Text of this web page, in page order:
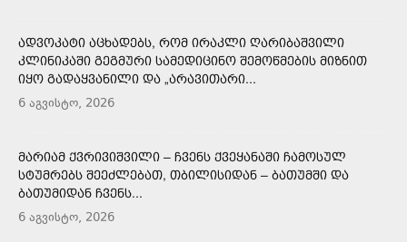
ᲐᲓᲕᲝᲙᲐᲢᲘ ᲐᲪᲮᲐᲓᲔᲑᲡ, ᲠᲝᲛ ᲘᲠᲐᲙᲚᲘ ᲦᲐᲠᲘᲑᲐᲨᲕᲘᲚᲘ
ᲙᲚᲘᲜᲘᲙᲐᲨᲘ ᲒᲔᲒᲛᲣᲠᲘ ᲡᲐᲛᲔᲓᲘᲪᲘᲜᲝ ᲨᲔᲛᲝᲬᲛᲔᲑᲘᲡ ᲛᲘᲖᲜᲘᲗ
ᲘᲧᲝ ᲒᲐᲓᲐᲧᲕᲐᲜᲘᲚᲘ ᲓᲐ „ᲐᲠᲐᲕᲘᲗᲐᲠᲘ...
6 აგვისტო, 2026
ᲛᲐᲠᲘᲐᲛ ᲥᲕᲠᲘᲕᲘᲨᲕᲘᲚᲘ – ᲩᲕᲔᲜᲡ ᲥᲕᲔᲧᲐᲜᲐᲨᲘ ᲩᲐᲛᲝᲡᲣᲚ
ᲡᲢᲣᲛᲠᲔᲑᲡ ᲨᲔᲔᲫᲚᲔᲑᲐᲗ, ᲗᲑᲘᲚᲘᲡᲘᲓᲐᲜ – ᲑᲐᲗᲣᲛᲨᲘ ᲓᲐ
ᲑᲐᲗᲣᲛᲘᲓᲐᲜ ᲩᲕᲔᲜᲡ...
6 აგვისტო, 2026